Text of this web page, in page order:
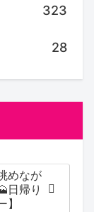
323
28
めなが
日帰り